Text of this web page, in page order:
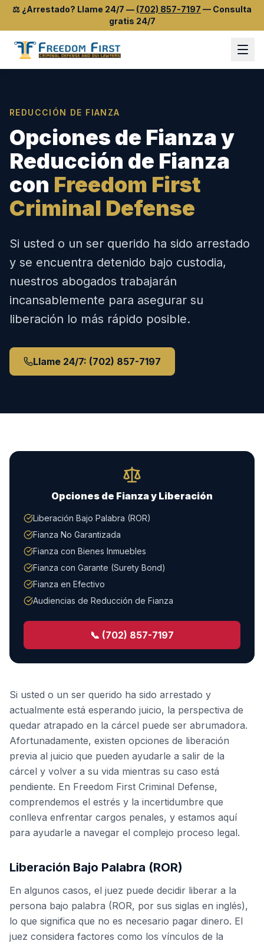
⚖️ ¿Arrestado? Llame 24/7 — (702) 857-7197 — Consulta
gratis 24/7
REDUCCIÓN DE FIANZA
Opciones de Fianza y
Reducción de Fianza
con Freedom First
Criminal Defense
Si usted o un ser querido ha sido arrestado
y se encuentra detenido bajo custodia,
nuestros abogados trabajarán
incansablemente para asegurar su
liberación lo más rápido posible.
Llame 24/7: (702) 857-7197
Opciones de Fianza y Liberación
Liberación Bajo Palabra (ROR)
Fianza No Garantizada
Fianza con Bienes Inmuebles
Fianza con Garante (Surety Bond)
Fianza en Efectivo
Audiencias de Reducción de Fianza
📞 (702) 857-7197
Si usted o un ser querido ha sido arrestado y
actualmente está esperando juicio, la perspectiva de
quedar atrapado en la cárcel puede ser abrumadora.
Afortunadamente, existen opciones de liberación
previa al juicio que pueden ayudarle a salir de la
cárcel y volver a su vida mientras su caso está
pendiente. En Freedom First Criminal Defense,
comprendemos el estrés y la incertidumbre que
conlleva enfrentar cargos penales, y estamos aquí
para ayudarle a navegar el complejo proceso legal.
Liberación Bajo Palabra (ROR)
En algunos casos, el juez puede decidir liberar a la
persona bajo palabra (ROR, por sus siglas en inglés),
lo que significa que no es necesario pagar dinero. El
juez considera factores como los vínculos de la